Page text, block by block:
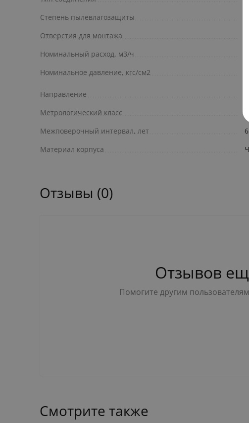
Степень пылевлагозащиты
Отверстия для монтажа
Номинальный расход, м3/ч
Номинальное давление, кгс/см2
Направление
Метрологический класс
Межповерочный интервал, лет
6
Материал корпуса
Отзывы (0)
Отзывов
Помогите другим
Смотрите также